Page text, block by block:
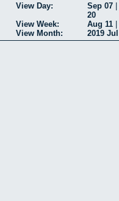
View Day: Sep 07
20
View Week:
Aug 11
View Month:
2019 Jul